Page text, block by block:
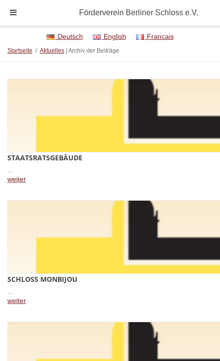
Deutsch English Francais
Startseite / Aktuelles | Archiv der Beiträge
STAATSRATSGEBÄUDE
...
weiter
SCHLOSS MONBIJOU
...
weiter
Förderverein Berliner Schloss e.V.